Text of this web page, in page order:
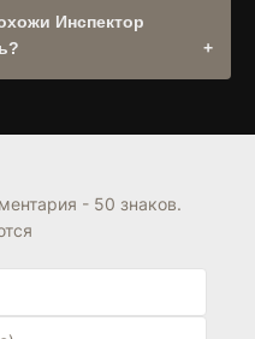
она будет доступна в
Инспектор
- 50 знаков.